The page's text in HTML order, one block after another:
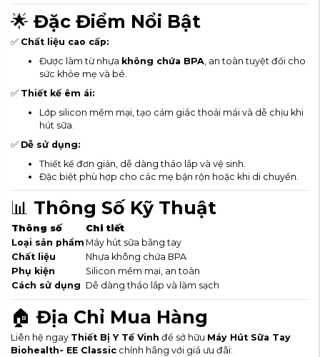
🌟 Đặc Điểm Nổi Bật
✅ Chất liệu cao cấp:
Được làm từ nhựa không chứa BPA , an toàn tuyệt đối cho
sức khỏe mẹ và bé.
✅ Thiết kế êm ái:
Lớp silicon mềm mại, tạo cảm giác thoải mái và dễ chịu khi
hút sữa.
✅ Dễ sử dụng:
Thiết kế đơn giản, dễ dàng tháo lắp và vệ sinh.
Đặc biệt phù hợp cho các mẹ bận rộn hoặc khi di chuyển.
📊 Thông Số Kỹ Thuật
Thông số
Chi tiết
Loại sản phẩm Máy hút sữa bằng tay
Chất liệu
Nhựa không chứa BPA
Phụ kiện
Silicon mềm mại, an toàn
Cách sử dụng Dễ dàng tháo lắp và làm sạch
🏠 Địa Chỉ Mua Hàng
Liên hệ ngay Thiết Bị Y Tế Vinh để sở hữu Máy Hút Sữa Tay
Biohealth- EE Classic chính hãng với giá ưu đãi: